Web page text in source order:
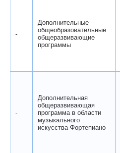
-
Дополнительные
общеобразовательные
общеразвивающие
программы
-
Дополнительная
общеразвивающая
программа в области
музыкального
искусства Фортепиано